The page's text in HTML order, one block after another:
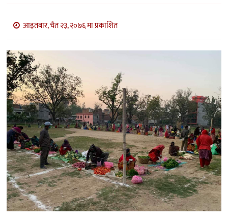
बाणिज्य
भिडियो
सिफारिस
आइतबार, चैत २३, २०७६ मा प्रकाशित